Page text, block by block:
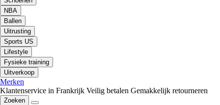
NBA
Ballen
Uitrusting
Sports US
Lifestyle
Fysieke training
Uitverkoop
Merken
Klantenservice in Frankrijk Veilig betalen Gemakkelijk retourneren
Zoeken